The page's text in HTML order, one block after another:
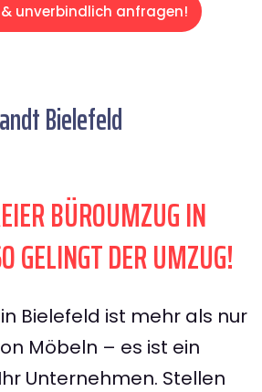
unverbindlich anfragen!
Bielefeld
BÜROUMZUG IN
GELINGT DER UMZUG!
Bielefeld ist mehr als nur
Möbeln – es ist ein
Unternehmen. Stellen